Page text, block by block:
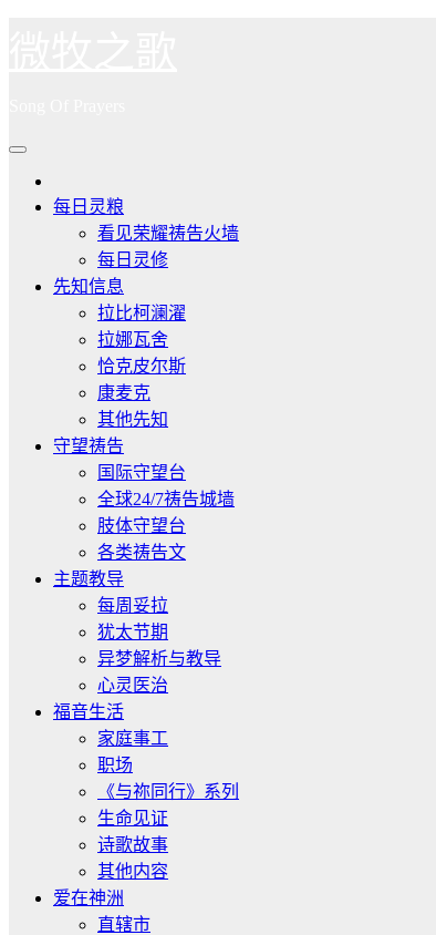
每日灵粮
看见荣耀祷告火墙
每日灵修
先知信息
拉比柯澜濯
拉娜瓦舍
恰克皮尔斯
康麦克
其他先知
守望祷告
国际守望台
全球24/7祷告城墙
肢体守望台
各类祷告文
主题教导
每周妥拉
犹太节期
异梦解析与教导
心灵医治
福音生活
家庭事工
职场
《与祢同行》系列
生命见证
诗歌故事
其他内容
爱在神洲
直辖市